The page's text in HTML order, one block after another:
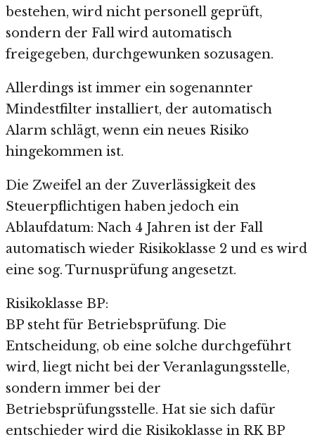
bestehen, wird nicht personell geprüft,
sondern der Fall wird automatisch
freigegeben, durchgewunken sozusagen.
Allerdings ist immer ein sogenannter
Mindestfilter installiert, der automatisch
Alarm schlägt, wenn ein neues Risiko
hingekommen ist.
Die Zweifel an der Zuverlässigkeit des
Steuerpflichtigen haben jedoch ein
Ablaufdatum: Nach 4 Jahren ist der Fall
automatisch wieder Risikoklasse 2 und es wird
eine sog. Turnusprüfung angesetzt.
Risikoklasse BP:
BP steht für Betriebsprüfung. Die
Entscheidung, ob eine solche durchgeführt
wird, liegt nicht bei der Veranlagungsstelle,
sondern immer bei der
Betriebsprüfungsstelle. Hat sie sich dafür
entschieder wird die Risikoklasse in RK BP